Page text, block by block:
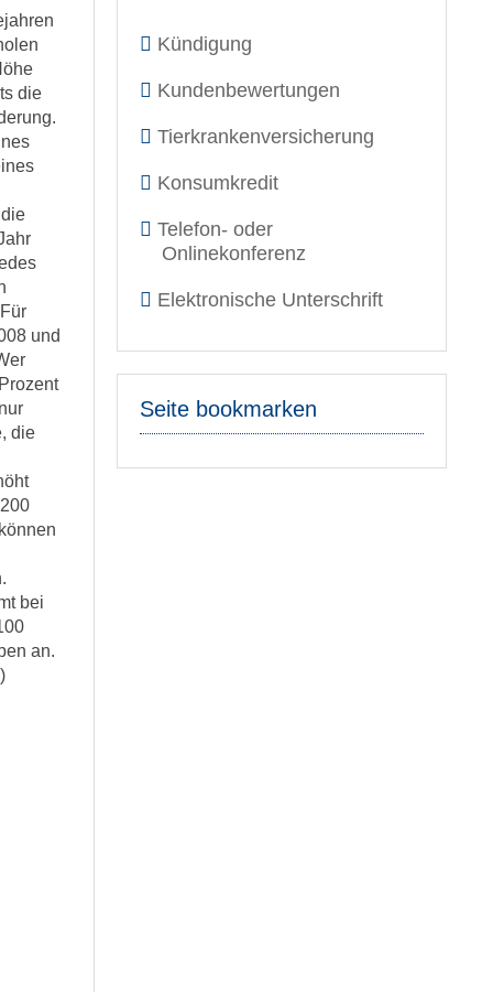
Kündigung
Kundenbewertungen
Tierkrankenversicherung
Konsumkredit
Telefon- oder
Onlinekonferenz
Elektronische Unterschrift
Seite bookmarken
die
und
die
bei
an.